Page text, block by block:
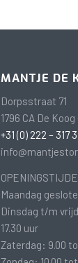
MANTJE DE
Dorpsstraat 71
1796 CA De Koog
+31 (0) 222 – 317
Maandag
Dinsdag t/m
17.30 uur
Zaterdag: 9.00